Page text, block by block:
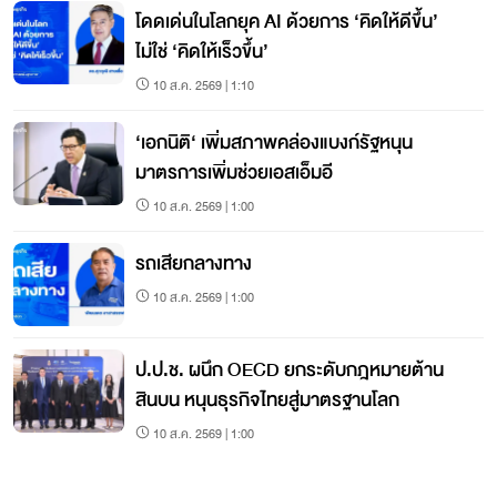
โดดเด่นในโลกยุค AI ด้วยการ ‘คิดให้ดีขึ้น’
ไม่ใช่ ‘คิดให้เร็วขึ้น’
10 ส.ค. 2569 | 1:10
‘เอกนิติ‘ เพิ่มสภาพคล่องแบงก์รัฐหนุน
มาตรการเพิ่มช่วยเอสเอ็มอี
10 ส.ค. 2569 | 1:00
รถเสียกลางทาง
10 ส.ค. 2569 | 1:00
ป.ป.ช. ผนึก OECD ยกระดับกฎหมายต้าน
สินบน หนุนธุรกิจไทยสู่มาตรฐานโลก
10 ส.ค. 2569 | 1:00